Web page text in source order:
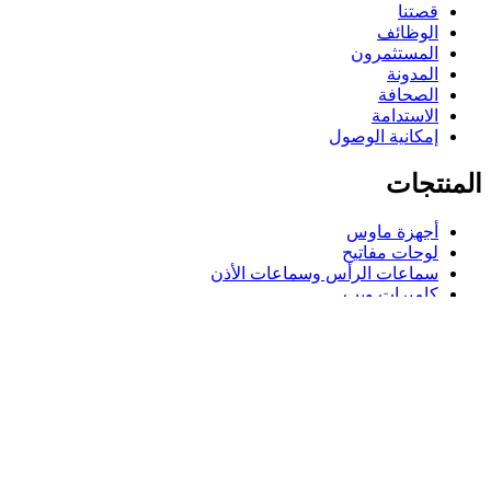
قصتنا
الوظائف
المستثمرون
المدونة
الصحافة
الاستدامة
إمكانية الوصول
المنتجات
أجهزة ماوس
لوحات مفاتيح
سماعات الرأس وسماعات الأذن
كاميرات ويب